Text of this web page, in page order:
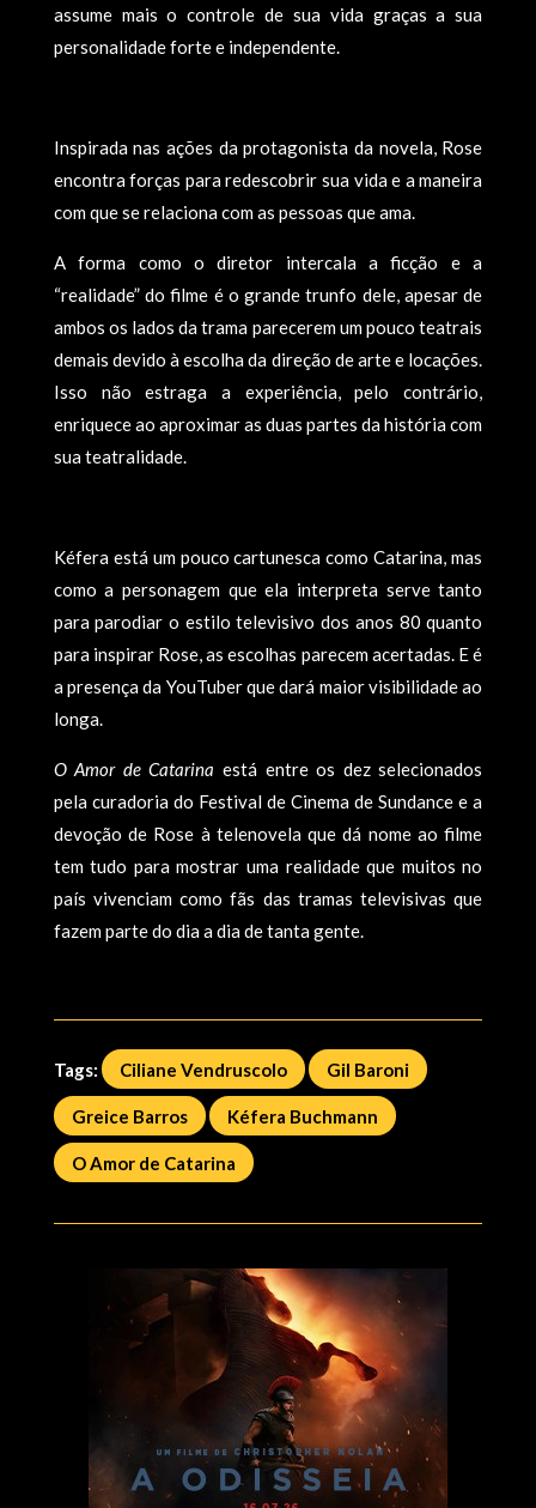
assume mais o controle de sua vida graças a sua
personalidade forte e independente.
Inspirada nas ações da protagonista da novela, Rose
encontra forças para redescobrir sua vida e a maneira
com que se relaciona com as pessoas que ama.
A forma como o diretor intercala a ficção e a
“realidade” do filme é o grande trunfo dele, apesar de
ambos os lados da trama parecerem um pouco teatrais
demais devido à escolha da direção de arte e locações.
Isso não estraga a experiência, pelo contrário,
enriquece ao aproximar as duas partes da história com
sua teatralidade.
Kéfera está um pouco cartunesca como Catarina, mas
como a personagem que ela interpreta serve tanto
para parodiar o estilo televisivo dos anos 80 quanto
para inspirar Rose, as escolhas parecem acertadas. E é
a presença da YouTuber que dará maior visibilidade ao
longa.
O Amor de Catarina está entre os dez selecionados
pela curadoria do Festival de Cinema de Sundance e a
devoção de Rose à telenovela que dá nome ao filme
tem tudo para mostrar uma realidade que muitos no
país vivenciam como fãs das tramas televisivas que
fazem parte do dia a dia de tanta gente.
Tags: Ciliane Vendruscolo Gil Baroni
Greice Barros Kéfera Buchmann
O Amor de Catarina